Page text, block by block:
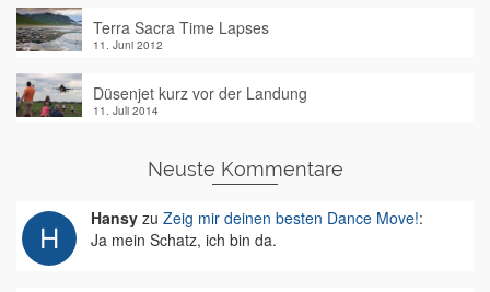
Terra Sacra Time Lapses
11. Juni 2012
Düsenjet kurz vor der Landung
11. Juli 2014
Neuste Kommentare
Hansy zu Zeig mir deinen besten Dance Move!:
Ja mein Schatz, ich bin da.